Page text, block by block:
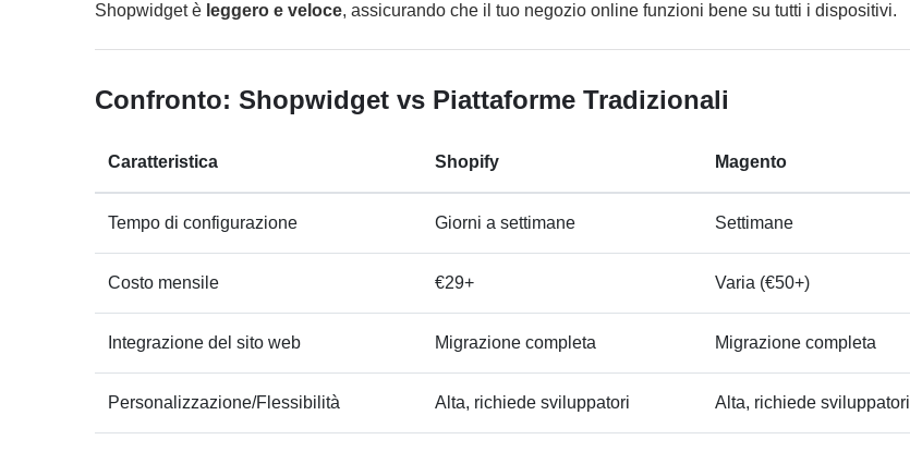
Shopwidget è leggero e veloce, assicurando che il tuo negozio online funzioni bene su tutti i dispositivi.
Confronto: Shopwidget vs Piattaforme Tradizionali
Caratteristica Shopify Magento
Tempo di configurazione Giorni a settimane Settimane
Costo mensile €29+ Varia (€50+)
Integrazione del sito web Migrazione completa Migrazione completa
Personalizzazione/Flessibilità Alta, richiede sviluppatori Alta, richiede sviluppatori